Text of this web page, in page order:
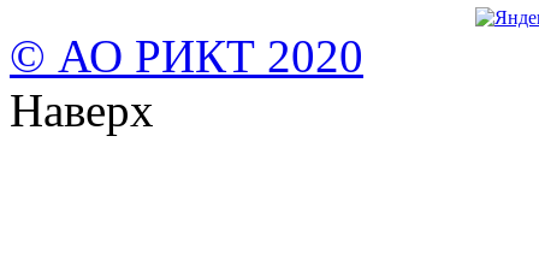
© АО РИКТ 2020
Наверх